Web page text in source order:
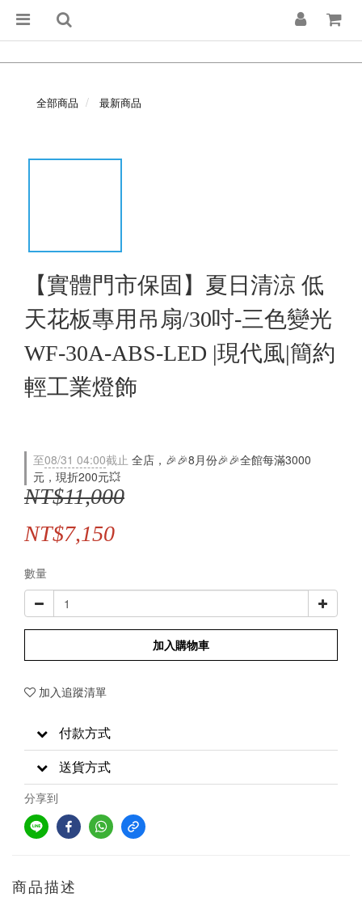
全部商品 最新商品
【實體門市保固】夏日清涼 低
天花板專用吊扇/30吋-三色變光
WF-30A-ABS-LED |現代風|簡約
輕工業燈飾
至08/31 04:00截止 全店，🎉🎉8月份🎉🎉全館每滿3000
元，現折200元💥
NT$11,000
NT$7,150
數量
加入購物車
加入追蹤清單
付款方式
送貨方式
分享到
商品描述